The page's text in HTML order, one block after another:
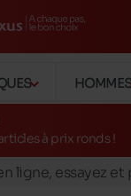
à prix ronds !
gratuite en
en ligne, essayez